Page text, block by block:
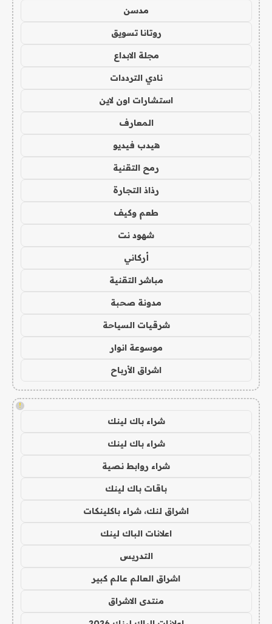
مدسن
روتانا تسويق
مجلة الابداع
نادي الترددات
استشارات اون لاين
المعارف
هيدب فيديو
رمح التقنية
رذاذ التجارة
طعم وكيف
شهود نت
أركاني
مباشر التقنية
مدونة صحبة
شرقيات السياحة
موسوعة انوار
اشراق الأرباح
!
شراء باك لينك
شراء باك لينك
شراء روابط نصية
باقات باك لينك
اشراق لنك، شراء باكلينكات
اعلانات الباك لينك
التدريس
اشراق العالم عالم كبير
منتدى الاشراق